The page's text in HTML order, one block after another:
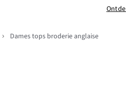
Dames tops broderie anglaise